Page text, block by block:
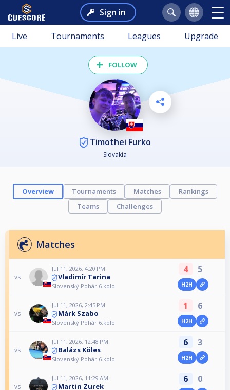
Sign in
Live Tournaments Leagues Upgrade
FOLLOW
Timothei Furko
Slovakia
Overview Tournaments Matches
Rankings
Teams
Challenges
Matches
vs
Jul 11, 2026, 4:20 PM
Vladimír Tarina
Slovenský Pohár 6.kolo
4 5
H2H
vs
Jul 11, 2026, 2:45 PM
Márk Szabo
Slovenský Pohár 6.kolo
1 6
H2H
vs
Jul 11, 2026, 12:48 PM
Balázs Köles
Slovenský Pohár 6.kolo
6 3
H2H
vs
Jul 11, 2026, 11:29 AM
Martin Zurek
6 0